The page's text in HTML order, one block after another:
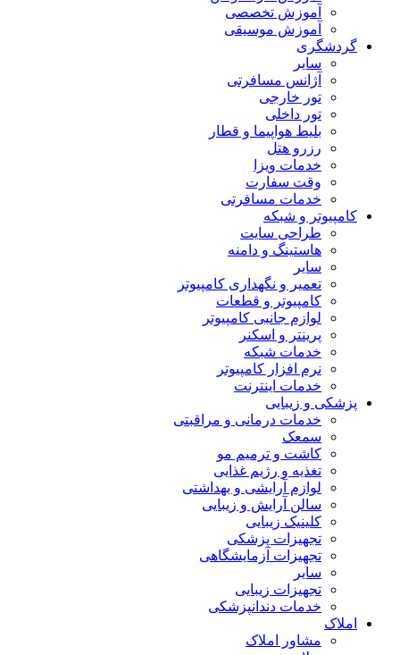
آموزش تخصصی
آموزش موسیقی
گردشگری
سایر
آژانس مسافرتی
تور خارجی
تور داخلی
بلیط هواپیما و قطار
رزرو هتل
خدمات ویزا
وقت سفارت
خدمات مسافرتی
کامپیوتر و شبکه
طراحی سایت
هاستینگ و دامنه
سایر
تعمیر و نگهداری کامپیوتر
کامپیوتر و قطعات
لوازم جانبی کامپیوتر
پرینتر و اسکنر
خدمات شبکه
نرم افزار کامپیوتر
خدمات اینترنت
پزشکی و زیبایی
خدمات درمانی و مراقبتی
سمعک
کاشت و ترمیم مو
تغذیه و رژیم غذایی
لوازم آرایشی و بهداشتی
سالن آرایش و زیبایی
کلینیک زیبایی
تجهیزات پزشکی
تجهیزات آزمایشگاهی
سایر
تجهیزات زیبایی
خدمات دندانپزشکی
املاک
مشاور املاک